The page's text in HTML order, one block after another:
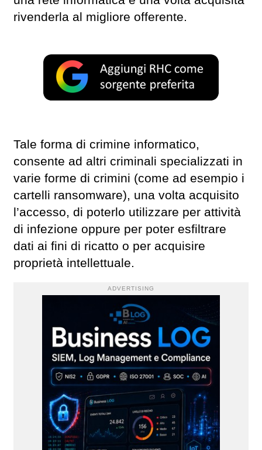
rivenderla al migliore offerente.
Tale forma di crimine informatico,
consente ad altri criminali specializzati in
varie forme di crimini (come ad esempio i
cartelli ransomware), una volta acquisito
l’accesso, di poterlo utilizzare per attività
di infezione oppure per poter esfiltrare
dati ai fini di ricatto o per acquisire
proprietà intellettuale.
ADVERTISING